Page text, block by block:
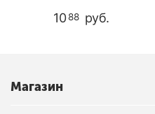
1088 руб.
Магазин